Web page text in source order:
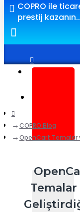
COPRO ile
prestij
Giriş yap
COPRO Blog
OpenCart Temalar
Temalar